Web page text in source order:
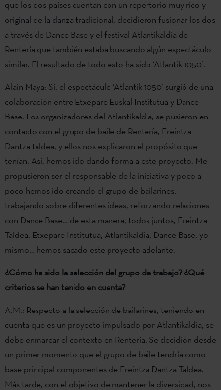
que los dos países cuentan con un repertorio muy rico y
original de la danza tradicional, decidieron fusionar los dos
a través de Dance Base y el festival Atlantikaldia de
Rentería que también estaba buscando algún espectáculo
similar. El resultado de todo esto ha sido ‘Atlantik 1050’.
Alain Maya: Sí, el espectáculo ‘Atlantik 1050’ surgió de una
colaboración entre Etxepare Euskal Institutua y Dance
Base. Los organizadores del Atlantikaldia, se pusieron en
contacto con el grupo de baile de Rentería, Ereintza
Dantza taldea, y ellos nos explicaron el propósito que
tenían. Así, hemos ido dando forma a este proyecto. Me
propusieron ser el responsable de la iniciativa y poco a
poco hemos ido creando el grupo de bailarines,
trabajando sobre diferentes ideas, reforzando relaciones
con Dance Base… de esta manera, todos juntos, Ereintza
Taldea, Etxepare Institutua, Atlantikaldia, Dance Base, yo
mismo… hemos sacado este proyecto adelante.
¿Cómo ha sido la selección del grupo de trabajo? ¿Qué
criterios se han tenido en cuenta?
A.M.: Respecto a la selección de bailarines, teniendo en
cuenta que es un proyecto impulsado por Atlantikaldia, se
debe enmarcar el contexto en Rentería. Se decidión desde
un primer momento que el grupo de baile tendría como
base principal componentes de Ereintza Dantza Taldea.
Más tarde, con el objetivo de mantener la diversidad, nos